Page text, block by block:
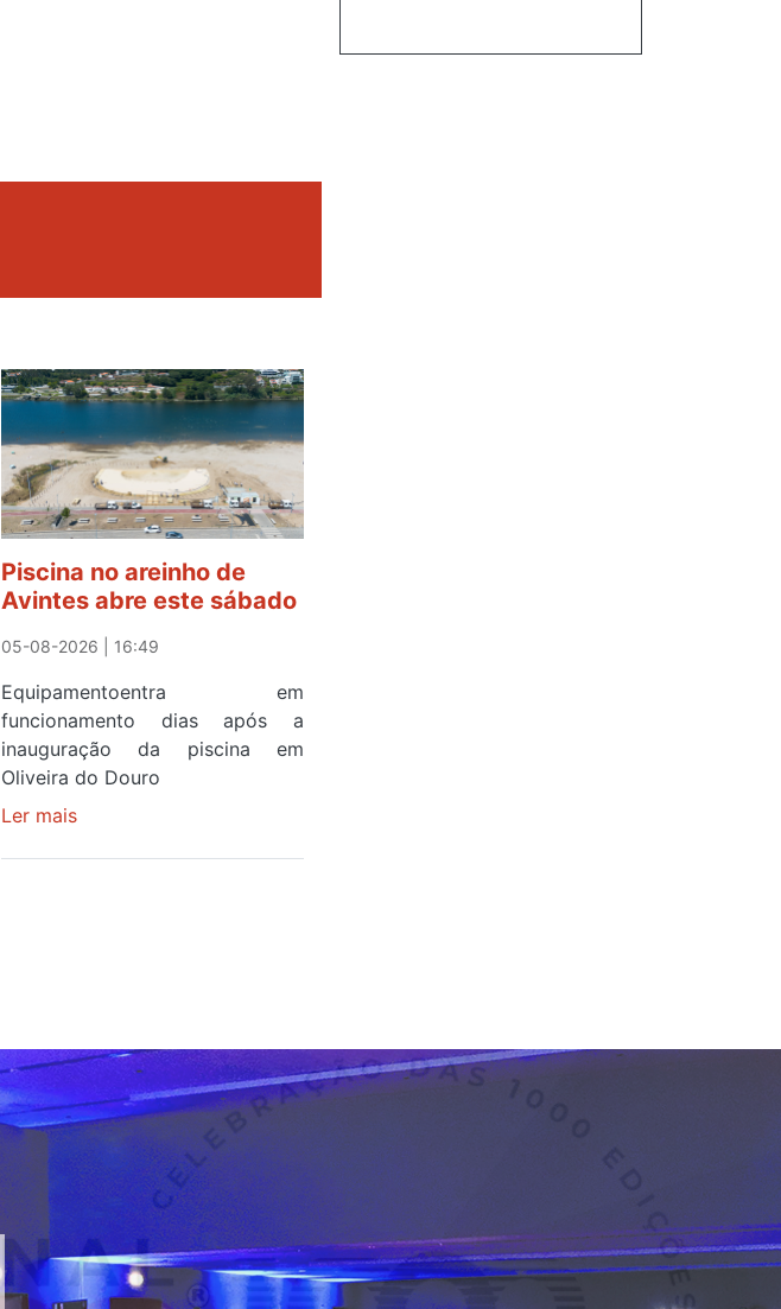
Piscina no areinho de
Avintes abre este sábado
05-08-2026 | 16:49
Equipamentoentra em
funcionamento dias após a
inauguração da piscina em
Oliveira do Douro
Ler maissobre
sábado